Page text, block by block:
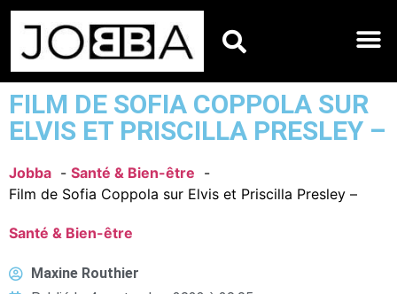
FILM DE SOFIA COPPOLA SUR
ELVIS ET PRISCILLA PRESLEY –
Jobba
Santé & Bien-être
Film de Sofia Coppola sur Elvis et Priscilla Presley –
Santé & Bien-être
Maxine Routhier